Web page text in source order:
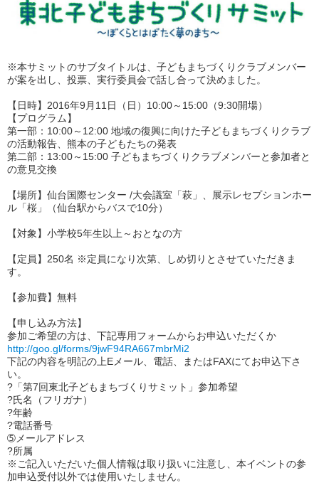
※本サミットのサブタイトルは、子どもまちづくりクラブメンバー
が案を出し、投票、実行委員会で話し合って決めました。
【日時】2016年9月11日（日）10:00～15:00（9:30開場）
【プログラム】
第一部：10:00～12:00 地域の復興に向けた子どもまちづくりクラブ
の活動報告、熊本の子どもたちの発表
第二部：13:00～15:00 子どもまちづくりクラブメンバーと参加者と
の意見交換
【場所】仙台国際センター /大会議室「萩」、展示レセプションホー
ル「桜」（仙台駅からバスで10分）
【対象】小学校5年生以上～おとなの方
【定員】250名 ※定員になり次第、しめ切りとさせていただきま
す。
【参加費】無料
【申し込み方法】
参加ご希望の方は、下記専用フォームからお申込いただくか
http://goo.gl/forms/9jwF94RA667mbrMi2
下記の内容を明記の上Eメール、電話、またはFAXにてお申込下さ
い。
?「第7回東北子どもまちづくりサミット」参加希望
?氏名（フリガナ）
?年齢
?電話番号
➄メールアドレス
?所属
※ご記入いただいた個人情報は取り扱いに注意し、本イベントの参
加申込受付以外では使用いたしません。